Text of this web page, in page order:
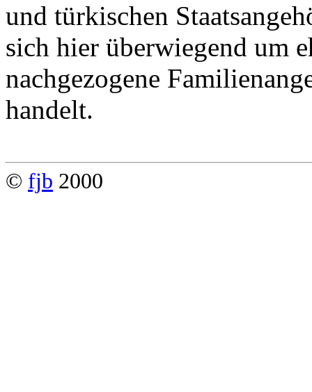
und türkischen
sich hier überwiegend um
nachgezogene
handelt.
© fjb 2000